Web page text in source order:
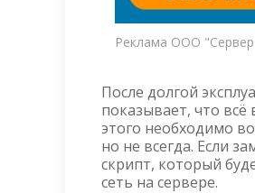
Реклама ООО
После долгой
показывает, что всё
этого необходимо
но не всегда. Если
скрипт, который
сеть на сервере.